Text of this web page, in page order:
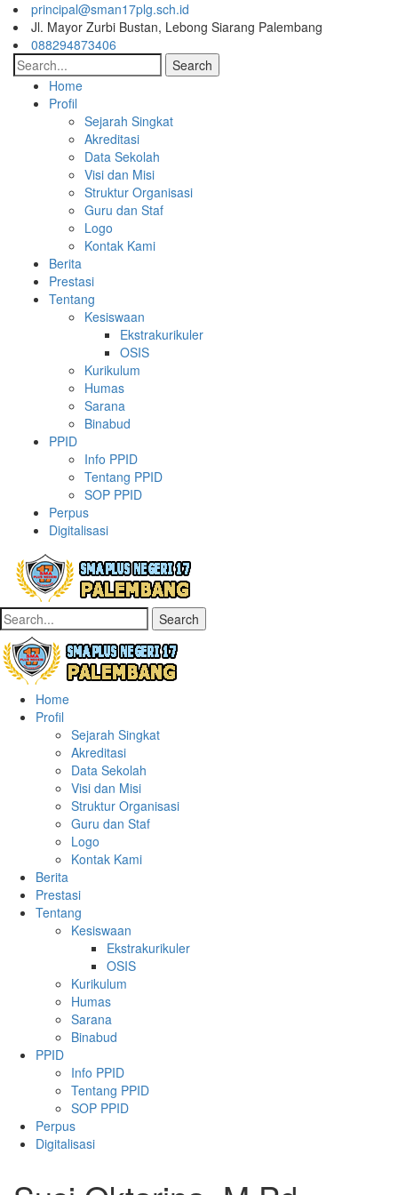
principal@sman17plg.sch.id
Jl. Mayor Zurbi Bustan, Lebong Siarang Palembang
088294873406
Search
Home
Profil
Sejarah Singkat
Akreditasi
Data Sekolah
Visi dan Misi
Struktur Organisasi
Guru dan Staf
Logo
Kontak Kami
Berita
Prestasi
Tentang
Kesiswaan
Ekstrakurikuler
OSIS
Kurikulum
Humas
Sarana
Binabud
PPID
Info PPID
Tentang PPID
SOP PPID
Perpus
Digitalisasi
Search
Home
Profil
Sejarah Singkat
Akreditasi
Data Sekolah
Visi dan Misi
Struktur Organisasi
Guru dan Staf
Logo
Kontak Kami
Berita
Prestasi
Tentang
Kesiswaan
Ekstrakurikuler
OSIS
Kurikulum
Humas
Sarana
Binabud
PPID
Info PPID
Tentang PPID
SOP PPID
Perpus
Digitalisasi